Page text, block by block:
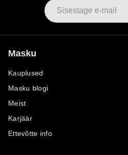
Masku
Kauplused
Masku blogi
Meist
Karjäär
Ettevõtte info